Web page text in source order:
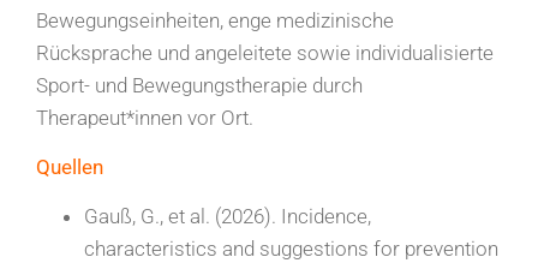
Bewegungseinheiten, enge medizinische
Rücksprache und angeleitete sowie individualisierte
Sport- und Bewegungstherapie durch
Therapeut*innen vor Ort.
Quellen
Gauß, G., et al. (2026). Incidence,
characteristics and suggestions for prevention